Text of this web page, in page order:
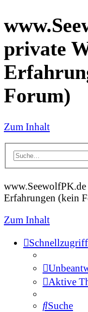
private
Forum)
Zum Inhalt
Erfahrungen (kein
Zum Inhalt
Schnellzugriff
Aktive
Suche